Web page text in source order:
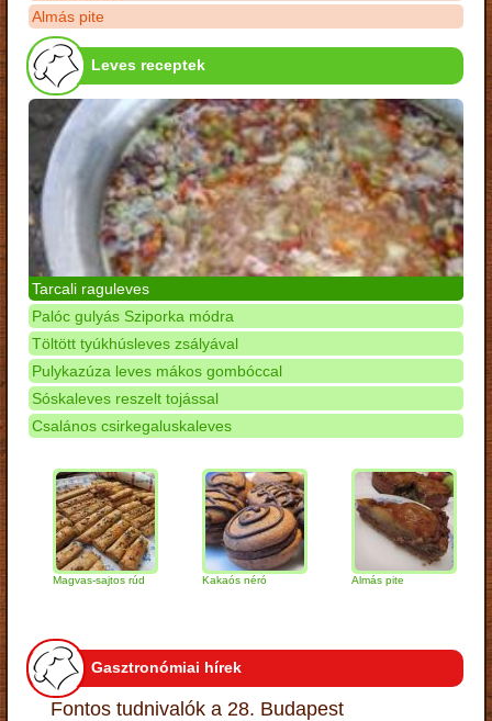
Almás pite
Leves receptek
Tarcali raguleves
Palóc gulyás Sziporka módra
Töltött tyúkhúsleves zsályával
Pulykazúza leves mákos gombóccal
Sóskaleves reszelt tojással
Csalános csirkegaluskaleves
Magvas-sajtos rúd Kakaós néró Almás pite
Gasztronómiai hírek
Fontos tudnivalók a 28. Budapest